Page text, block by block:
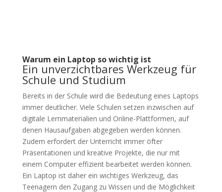
Warum ein Laptop so wichtig ist
Ein unverzichtbares Werkzeug für
Schule und Studium
Bereits in der Schule wird die Bedeutung eines Laptops
immer deutlicher. Viele Schulen setzen inzwischen auf
digitale Lernmaterialien und Online-Plattformen, auf
denen Hausaufgaben abgegeben werden können.
Zudem erfordert der Unterricht immer öfter
Präsentationen und kreative Projekte, die nur mit
einem Computer effizient bearbeitet werden können.
Ein Laptop ist daher ein wichtiges Werkzeug, das
Teenagern den Zugang zu Wissen und die Möglichkeit